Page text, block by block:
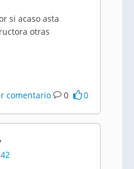
si acaso asta
otras
comentario 0 0